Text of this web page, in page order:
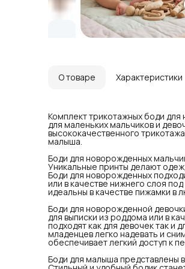
О товаре Характеристики
Комплект трикотажных боди
для маленьких мальчиков и
высококачественного
малыша.
Боди для новорожденных
Уникальные принты делают
Боди для новорожденных
или в качестве нижнего слоя
идеальны в качестве пижамки в
Боди для новорожденной
для выписки из роддома или в
подходят как для девочек так и
младенцев легко надевать и
обеспечивает легкий доступ к
Боди для малыша представлены